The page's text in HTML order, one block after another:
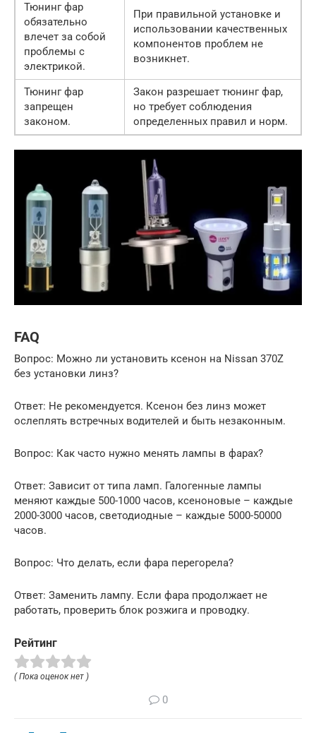
Тюнинг фар
обязательно
влечет за собой
проблемы с
электрикой.
При правильной установке и
использовании качественных
компонентов проблем не
возникнет.
Тюнинг фар
запрещен
законом.
Закон разрешает тюнинг фар,
но требует соблюдения
определенных правил и норм.
FAQ
Вопрос: Можно ли установить ксенон на Nissan 370Z
без установки линз?
Ответ: Не рекомендуется. Ксенон без линз может
ослеплять встречных водителей и быть незаконным.
Вопрос: Как часто нужно менять лампы в фарах?
Ответ: Зависит от типа ламп. Галогенные лампы
меняют каждые 500-1000 часов, ксеноновые – каждые
2000-3000 часов, светодиодные – каждые 5000-50000
часов.
Вопрос: Что делать, если фара перегорела?
Ответ: Заменить лампу. Если фара продолжает не
работать, проверить блок розжига и проводку.
Рейтинг
( Пока оценок нет )
0